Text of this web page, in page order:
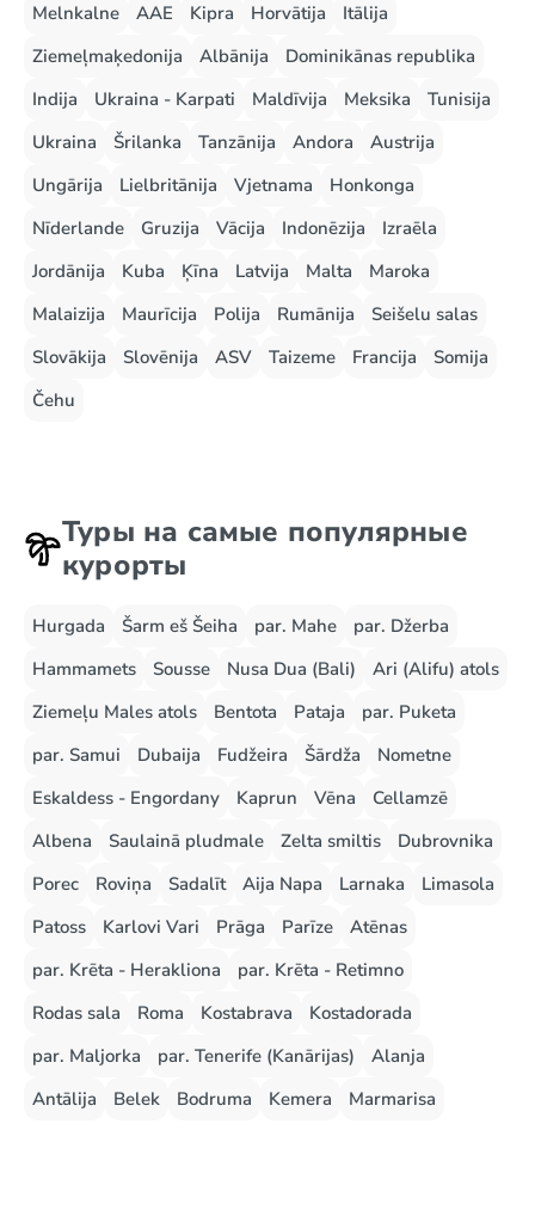
Melnkalne
AAE Kipra Horvātija
Itālija
Ziemeļmaķedonija
Albānija
Dominikānas republika
Indija
Ukraina - Karpati Maldīvija Meksika
Tunisija
Ukraina
Šrilanka Tanzānija Andora
Austrija
Ungārija
Lielbritānija Vjetnama
Honkonga
Nīderlande
Gruzija Vācija Indonēzija
Izraēla
Jordānija
Kuba Ķīna Latvija Malta
Maroka
Malaizija
Maurīcija Polija Rumānija
Seišelu salas
Slovākija
Slovēnija ASV Taizeme Francija
Somija
Čehu
Туры на самые популярные
курорты
Hurgada Šarm eš Šeiha par. Mahe
par. Džerba
Hammamets
Sousse Nusa Dua (Bali)
Ari (Alifu) atols
Ziemeļu Males atols
Bentota Pataja
par. Puketa
par. Samui
Dubaija Fudžeira Šārdža
Nometne
Eskaldess - Engordany
Kaprun Vēna
Cellamzē
Albena
Saulainā pludmale Zelta smiltis
Dubrovnika
Porec
Roviņa Sadalīt Aija Napa Larnaka
Limasola
Patoss
Karlovi Vari Prāga Parīze
Atēnas
par. Krēta - Herakliona
par. Krēta - Retimno
Rodas sala
Roma Kostabrava
Kostadorada
par. Maljorka
par. Tenerife (Kanārijas)
Alanja
Antālija
Belek Bodruma Kemera Marmarisa